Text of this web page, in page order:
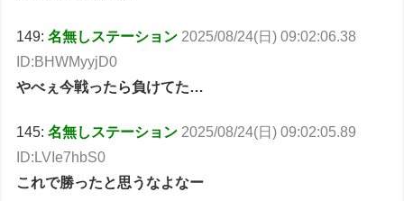
149:名無しステーション 2025/08/24(日) 09:02:06.38
ID:BHWMyyjD0
やべぇ今戦ったら負けてた…
145:名無しステーション 2025/08/24(日) 09:02:05.89
ID:LVIe7hbS0
これで勝ったと思うなよなー